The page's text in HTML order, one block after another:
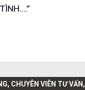
CHUYÊN VIÊN TƯ VẤN,